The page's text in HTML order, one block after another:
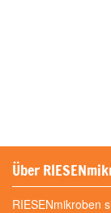
Über
RIESENmikroben